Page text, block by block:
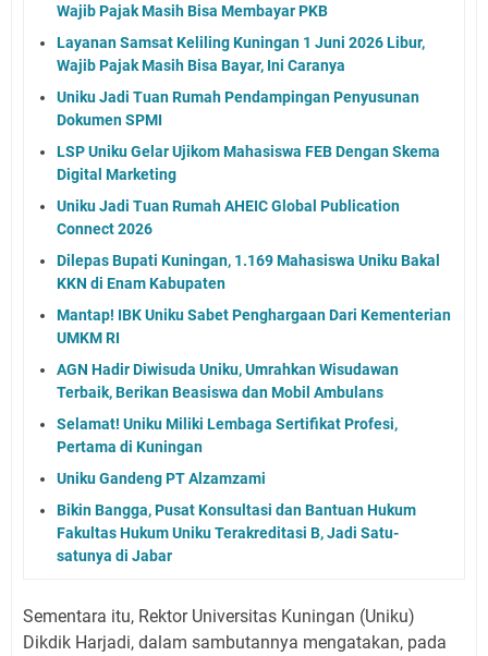
Wajib Pajak Masih Bisa Membayar PKB
Layanan Samsat Keliling Kuningan 1 Juni 2026 Libur,
Wajib Pajak Masih Bisa Bayar, Ini Caranya
Uniku Jadi Tuan Rumah Pendampingan Penyusunan
Dokumen SPMI
LSP Uniku Gelar Ujikom Mahasiswa FEB Dengan Skema
Digital Marketing
Uniku Jadi Tuan Rumah AHEIC Global Publication
Connect 2026
Dilepas Bupati Kuningan, 1.169 Mahasiswa Uniku Bakal
KKN di Enam Kabupaten
Mantap! IBK Uniku Sabet Penghargaan Dari Kementerian
UMKM RI
AGN Hadir Diwisuda Uniku, Umrahkan Wisudawan
Terbaik, Berikan Beasiswa dan Mobil Ambulans
Selamat! Uniku Miliki Lembaga Sertifikat Profesi,
Pertama di Kuningan
Uniku Gandeng PT Alzamzami
Bikin Bangga, Pusat Konsultasi dan Bantuan Hukum
Fakultas Hukum Uniku Terakreditasi B, Jadi Satu-
satunya di Jabar
Sementara itu, Rektor Universitas Kuningan (Uniku)
Dikdik Harjadi, dalam sambutannya mengatakan, pada